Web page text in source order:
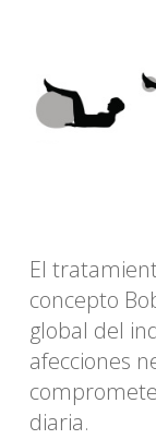
El
concepto
global del
afecciones
diaria.